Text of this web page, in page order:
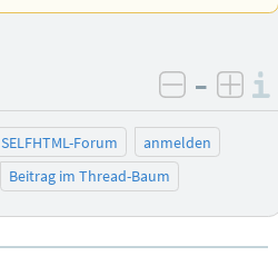
negativ
–
SELFHTML-Forum
anmelden
Beitrag im Thread-Baum